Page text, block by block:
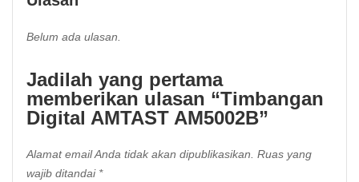
Belum ada ulasan.
Jadilah yang pertama
memberikan ulasan “Timbangan
Digital AMTAST AM5002B”
Alamat email Anda tidak akan dipublikasikan. Ruas yang
wajib ditandai *